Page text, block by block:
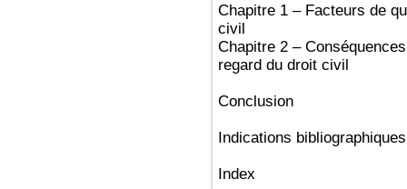
Chapitre 1 – Facteurs de
civil
Chapitre 2 –
regard du droit civil
Conclusion
Indications bibliographiques
Index